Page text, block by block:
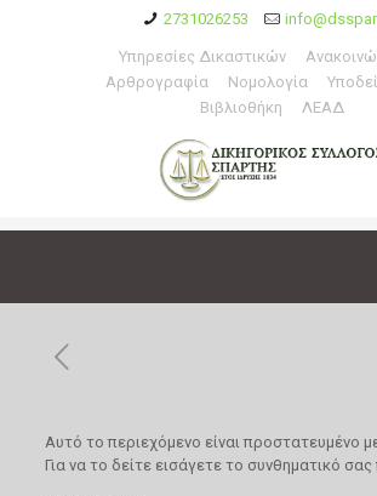
2731026253
Υπηρεσίες Δικαστικών
Αρθρογραφία
Νομολογία
Βιβλιοθήκη
ΛΕΑΔ
Αυτό το περιεχόμενο είναι προστατευμένο
Για να το δείτε εισάγετε το συνθηματικό